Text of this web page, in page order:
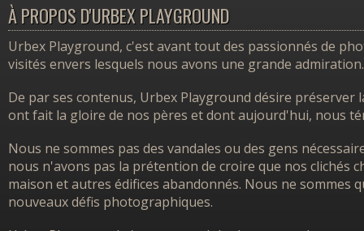
À PROPOS D'URBEX PLAYGROUND
Urbex Playground, c'est avant tout des passionnés de
visités envers lesquels nous avons une grande admiration.
De par ses contenus, Urbex Playground désire
ont fait la gloire de nos pères et dont aujourd'hui, nous
Nous ne sommes pas des vandales ou des gens
nous n'avons pas la prétention de croire que nos clichés
maison et autres édifices abandonnés. Nous ne sommes
nouveaux défis photographiques.